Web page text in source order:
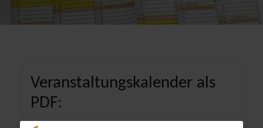
Veranstaltungskalender als
PDF: